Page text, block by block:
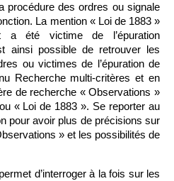
procédure des ordres ou signale
La mention « Loi de 1883 »
a été victime de l’épuration
ainsi possible de retrouver les
ou victimes de l’épuration de
Recherche multi-critères et en
de recherche « Observations »
« Loi de 1883 ». Se reporter au
pour avoir plus de précisions sur
» et les possibilités de
d’interroger à la fois sur les